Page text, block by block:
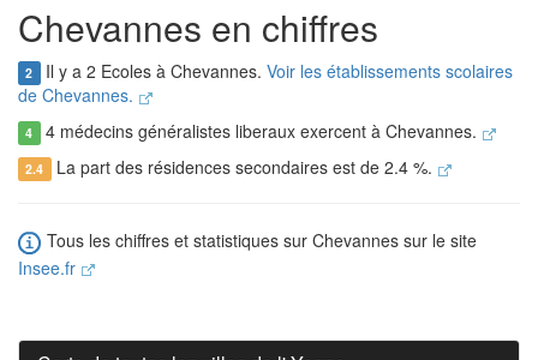
Chevannes en chiffres
2 Il y a 2 Ecoles à Chevannes. Voir les établissements scolaires
de Chevannes.
4 4 médecins généralistes liberaux exercent à Chevannes.
2.4 La part des résidences secondaires est de 2.4 %.
Tous les chiffres et statistiques sur Chevannes sur le site
Insee.fr